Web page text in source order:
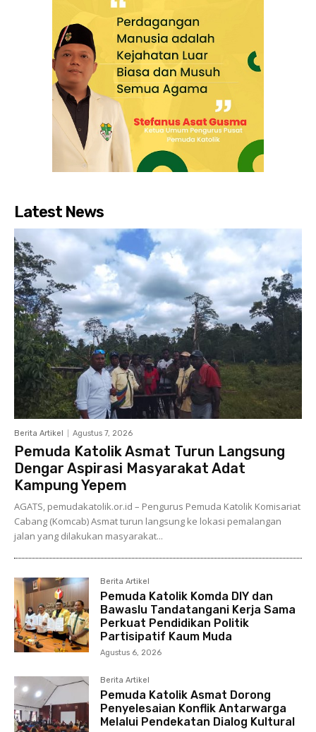
Latest News
Berita Artikel Agustus 7, 2026
Pemuda Katolik Asmat Turun Langsung
Dengar Aspirasi Masyarakat Adat
Kampung Yepem
AGATS, pemudakatolik.or.id – Pengurus Pemuda Katolik Komisariat
Cabang (Komcab) Asmat turun langsung ke lokasi pemalangan
jalan yang dilakukan masyarakat...
Berita Artikel
Pemuda Katolik Komda DIY dan
Bawaslu Tandatangani Kerja Sama
Perkuat Pendidikan Politik
Partisipatif Kaum Muda
Agustus 6, 2026
Berita Artikel
Pemuda Katolik Asmat Dorong
Penyelesaian Konflik Antarwarga
Melalui Pendekatan Dialog Kultural